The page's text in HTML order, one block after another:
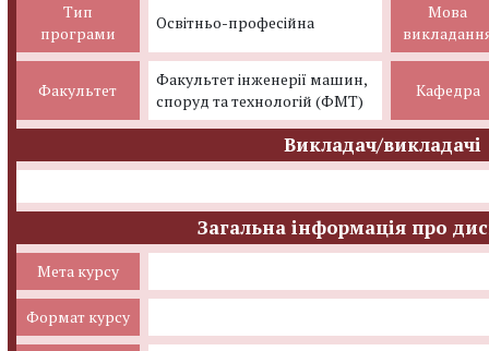
Тип
програми
Освітньо-професійна
Мова
Факультет
Факультет інженерії машин,
споруд та технологій (ФМТ)
Кафедра
Викладач/викладачі
Загальна інформація про
Мета курсу
Формат курсу